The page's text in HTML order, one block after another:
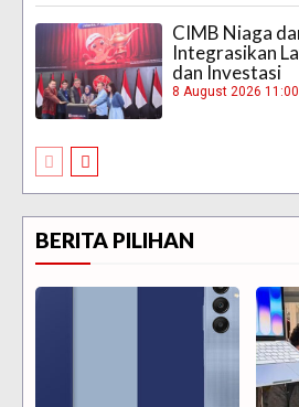
CIMB Niaga
Integrasikan
dan Investasi
8 August 2026
BERITA PILIHAN